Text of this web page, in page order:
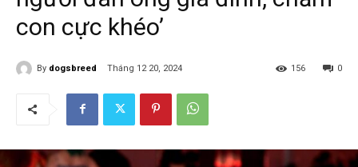
con cực khéo’
By dogsbreed Tháng 12 20, 2024 0
156